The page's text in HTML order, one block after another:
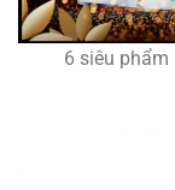
6 siêu